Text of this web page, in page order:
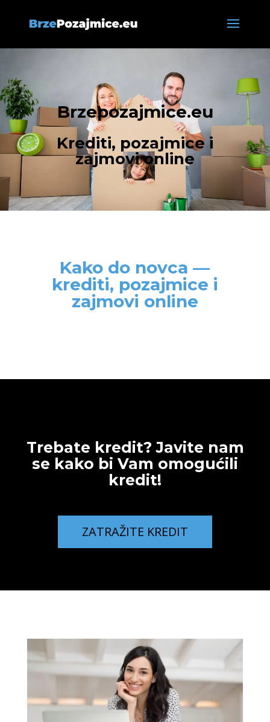
Brzepozajmice.eu
Krediti, pozajmice i
zajmovi online
Kako do novca —
krediti, pozajmice i
zajmovi online
Trebate kredit? Javite nam
se kako bi Vam omogućili
kredit!
ZATRAŽITE KREDIT